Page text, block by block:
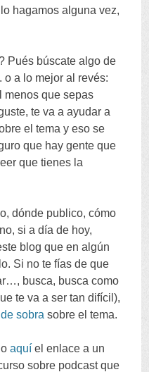
hagamos alguna vez,
Pués búscate algo de
.o a lo mejor al revés:
menos que sepas
,te va a ayudar a
el tema y eso se
que hay gente que
que tienes la
,dónde publico,cómo
,si a día de hoy,
blog que en algún
. Si no te fías de que
…, busca, busca como
te va a ser tan difícil),
sobra sobre el tema.
aquí el enlace a un
sobre podcast que